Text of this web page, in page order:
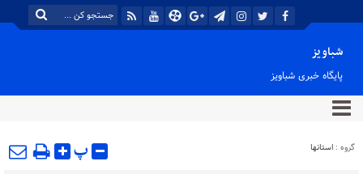
شباویز
پایگاه خبری شباویز
گروه : استانها پ